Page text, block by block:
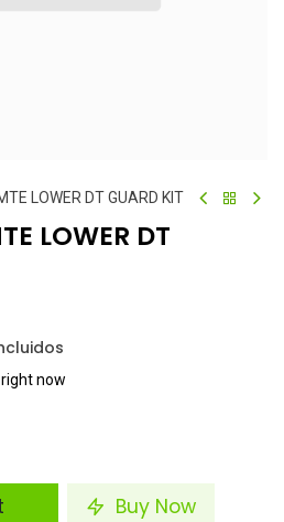
LOWER DT GUARD KIT
LOWER DT
now
Buy Now